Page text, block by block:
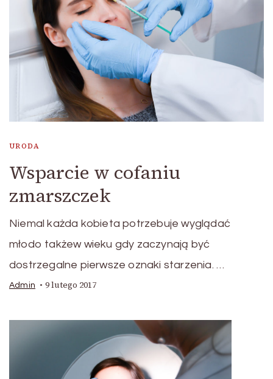
URODA
Wsparcie w cofaniu
zmarszczek
Niemal każda kobieta potrzebuje wyglądać
młodo takżew wieku gdy zaczynają być
dostrzegalne pierwsze oznaki starzenia. …
Admin 9 lutego 2017